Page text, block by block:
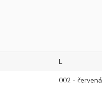
L
002 - červená